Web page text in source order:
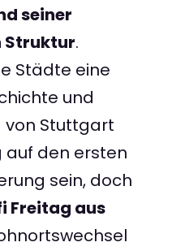
seiner
Struktur.
Städte eine
und
von Stuttgart
den ersten
sein, doch
Freitag aus